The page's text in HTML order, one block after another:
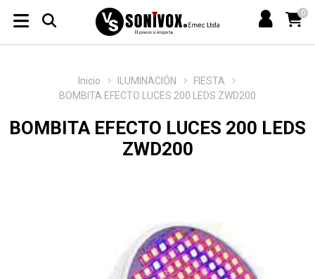
0
Inicio ILUMINACIÓN
FIESTA
BOMBITA EFECTO LUCES 200 LEDS ZWD200
BOMBITA EFECTO LUCES 200 LEDS
ZWD200